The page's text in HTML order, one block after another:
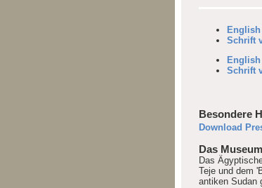
English
Schrift
English
Schrift
Besondere
Download
Das Museum
Das
Teje und dem
antiken Sudan